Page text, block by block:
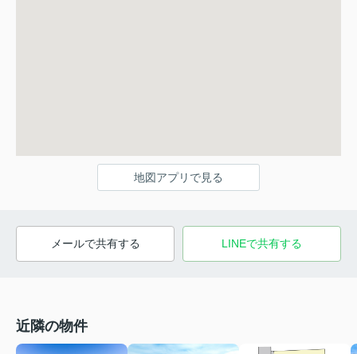
地図アプリで見る
メールで共有する LINEで共有する
近隣の物件